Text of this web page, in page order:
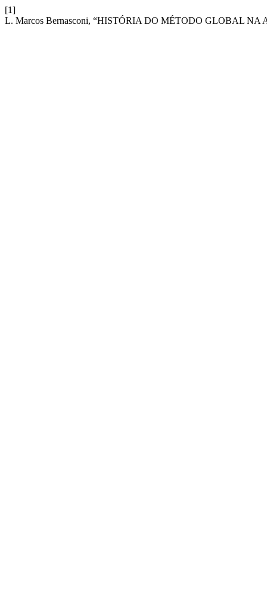
[1]
L. Marcos Bernasconi, “HISTÓRIA DO MÉTODO GLOBAL